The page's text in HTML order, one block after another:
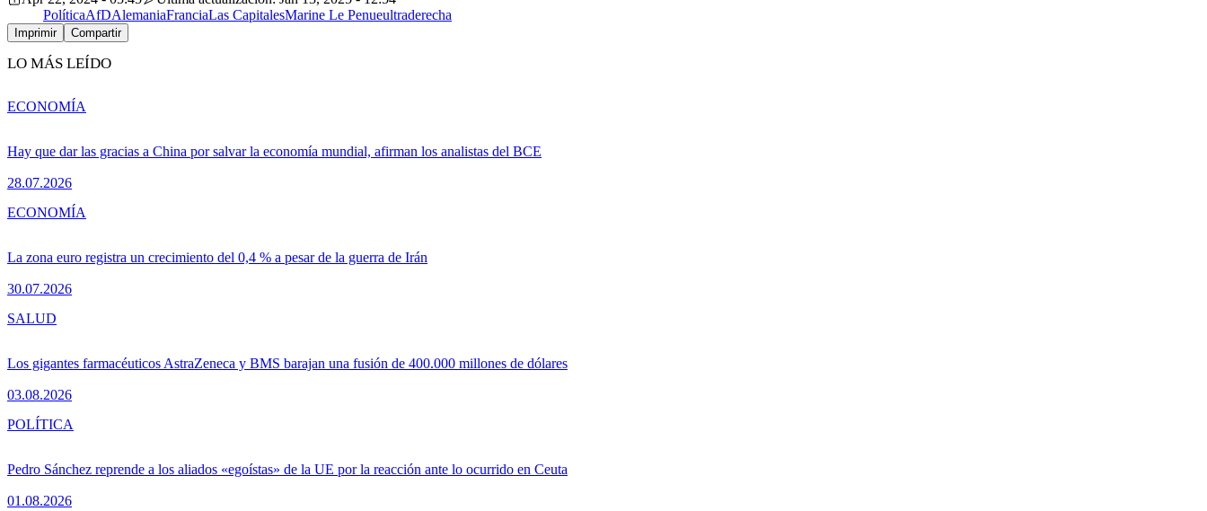
PolíticaAfDAlemaniaFranciaLas CapitalesMarine Le Penueultraderecha
Imprimir Compartir
LO MÁS LEÍDO
Hay que dar las gracias a China por salvar la economía mundial, afirman los analistas del BCE
28.07.2026
ECONOMÍA
La zona euro registra un crecimiento del 0,4 % a pesar de la guerra de Irán
30.07.2026
ECONOMÍA
Los gigantes farmacéuticos AstraZeneca y BMS barajan una fusión de 400.000 millones de dólares
03.08.2026
SALUD
Pedro Sánchez reprende a los aliados «egoístas» de la UE por la reacción ante lo ocurrido en Ceuta
01.08.2026
POLÍTICA